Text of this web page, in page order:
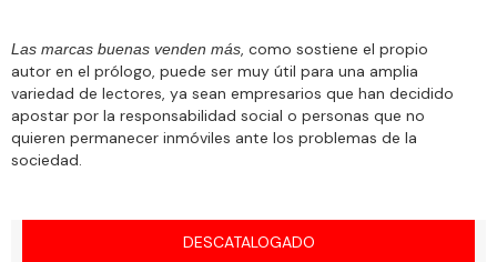
Las marcas buenas venden más, como sostiene el propio
autor en el prólogo, puede ser muy útil para una amplia
variedad de lectores, ya sean empresarios que han decidido
apostar por la responsabilidad social o personas que no
quieren permanecer inmóviles ante los problemas de la
sociedad.
DESCATALOGADO